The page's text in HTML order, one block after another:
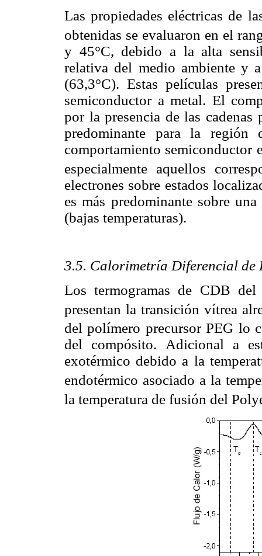
Las propiedades eléctricas de
obtenidas se evaluaron en el
y 45°C, debido a la alta
relativa del medio ambiente y
(63,3°C). Estas películas
semiconductor a metal. El
por la presencia de las cadenas
predominante para la región
comportamiento semiconductor
especialmente aquellos
electrones sobre estados
es más predominante sobre
(bajas temperaturas).
3.5. Calorimetría Diferencial de
Los termogramas de CDB del
presentan la transición vítrea
del polímero precursor PEG lo
del compósito. Adicional a
exotérmico debido a la
endotérmico asociado a la
la temperatura de fusión del